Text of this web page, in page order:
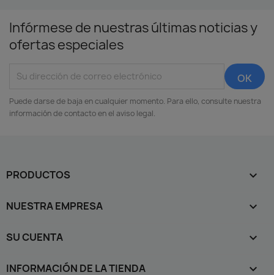
Infórmese de nuestras últimas noticias y
ofertas especiales
Puede darse de baja en cualquier momento. Para ello, consulte nuestra
información de contacto en el aviso legal.
PRODUCTOS 
NUESTRA EMPRESA 
SU CUENTA 
INFORMACIÓN DE LA TIENDA keyboard_arrow_down